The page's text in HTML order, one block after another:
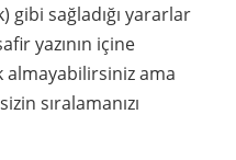
gibi sağladığı yararlar
yazının içine
ama
sıralamanızı